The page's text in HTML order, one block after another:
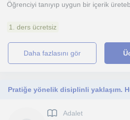
Öğrenciyi tanıyıp uygun bir içerik
1. ders ücretsiz
daha fazlasını gör
Adalet